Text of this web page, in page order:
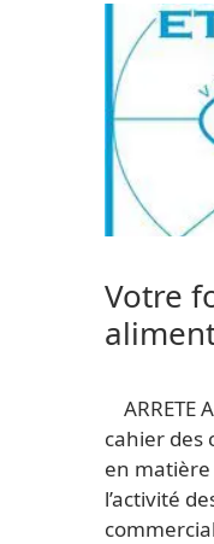
Votre
ARRETE
cahier des
en matière
l’activité